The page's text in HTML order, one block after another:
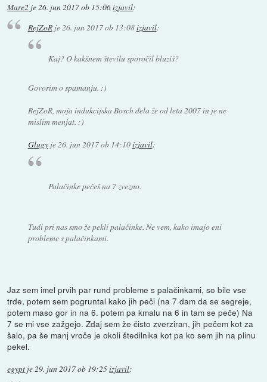
Mare2 je26. jun 2017 ob 15:06izjavil:
RejZoRje26. jun 2017 ob 13:08izjavil:
Kaj? O kakšnem številu sporočil bluziš?
Govorim o spamanju. :)
RejZoR, moja indukcijska Bosch dela že od leta 2007 in je ne
mislim menjat. :)
Glugyje 26. jun 2017 ob 14:10izjavil:
Palačinke pečeš na 7 zvezno.
Tudi pri nas smo že pekli palačinke. Ne vem, kako imajo eni
probleme s palačinkami.
Jaz sem imel prvih par rund probleme s palačinkami, so bile vse
trde, potem sem pogruntal kako jih peči (na 7 dam da se segreje,
potem maso gor in na 6. potem pa kmalu na 6 in tam se peče) Na
7 se mi vse zažgejo. Zdaj sem že čisto zverziran, jih pečem kot za
šalo, pa še manj vroče je okoli štedilnika kot pa ko sem jih na plinu
pekel.
egypt je29. jun 2017 ob 19:25izjavil: